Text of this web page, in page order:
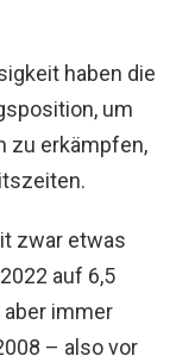
haben die
um
zu erkämpfen,
zwar etwas
auf 6,5
immer
– also vor